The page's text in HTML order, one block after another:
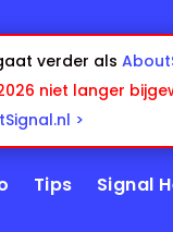
verder als
niet langer
>
Tips Signal